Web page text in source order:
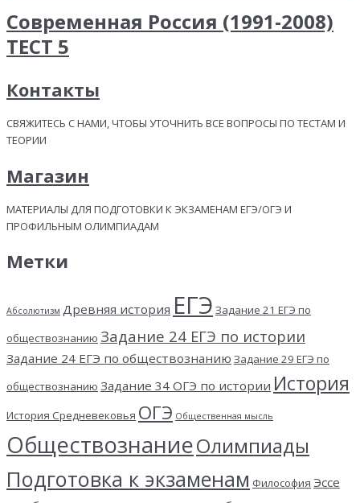
Современная Россия (1991-2008)
ТЕСТ 5
Контакты
СВЯЖИТЕСЬ С НАМИ, ЧТОБЫ УТОЧНИТЬ ВСЕ ВОПРОСЫ ПО ТЕСТАМ И
ТЕОРИИ
Магазин
МАТЕРИАЛЫ ДЛЯ ПОДГОТОВКИ К ЭКЗАМЕНАМ ЕГЭ/ОГЭ И
ПРОФИЛЬНЫМ ОЛИМПИАДАМ
Метки
Абсолютизм Древняя история ЕГЭ Задание 21 ЕГЭ по
обществознанию Задание 24 ЕГЭ по истории
Задание 24 ЕГЭ по обществознанию Задание 29 ЕГЭ по
обществознанию Задание 34 ОГЭ по истории История
История Средневековья ОГЭ Общественная мысль
ОбществознаниеОлимпиады
Подготовка к экзаменам Философия Эссе